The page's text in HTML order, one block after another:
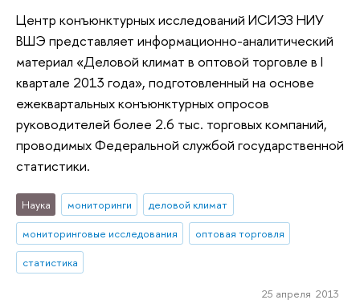
Центр конъюнктурных исследований ИСИЭЗ НИУ
ВШЭ представляет информационно-аналитический
материал «Деловой климат в оптовой торговле в I
квартале 2013 года», подготовленный на основе
ежеквартальных конъюнктурных опросов
руководителей более 2.6 тыс. торговых компаний,
проводимых Федеральной службой государственной
статистики.
Наука мониторинги
деловой климат
мониторинговые исследования
оптовая торговля
статистика
25 апреля 2013